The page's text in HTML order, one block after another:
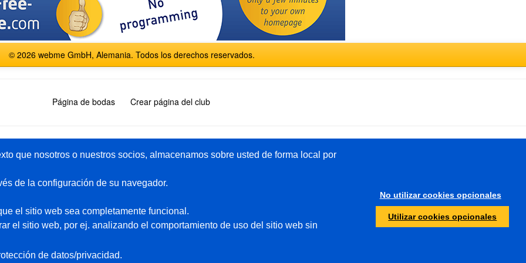
© 2026 webme GmbH, Alemania. Todos los derechos reservados.
Página de bodas Crear página del club
Español Français Italiano Русский Türkçe
Pagina gratis
Privado
Páginas de ejemplo
Foro
Autoridades/policía de
que nosotros o nuestros socios, almacenamos sobre usted de forma local por
de la configuración de su navegador.
el sitio web sea completamente funcional.
el sitio web, por ej. analizando el comportamiento de uso del sitio web sin
de datos/privacidad.
No utilizar cookies opcionales
Utilizar cookies opcionales